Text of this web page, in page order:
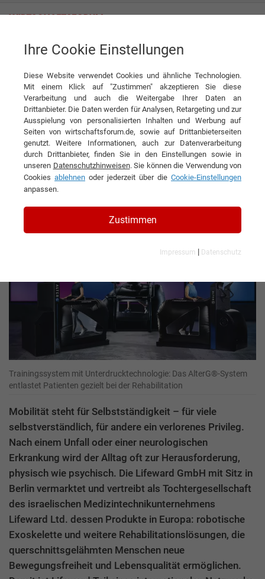
Technologie, die Lebensqualität verbessert
Interview Lifeward GmbH
DIESEN ARTIKEL EMPFEHLEN
Technologie, die Lebensqualität
verbessert
Interview mit Larry Jasinski,
Geschäftsführer der Lifeward GmbH
Trainingssystem mit Unterdrucktechnologie: Das AlterG®-System
entlastet Patienten gezielt bei der Rehabilitation
Mobilität steht für Selbstständigkeit – für viele
selbstverständlich, für andere ein verlorenes Privileg.
Nach einem Unfall oder einer neurologischen
Erkrankung wird der Alltag oft zur Herausforderung,
physisch wie psychisch. Die Lifeward GmbH mit Sitz in
Berlin vermarktet und vertreibt als Tochtergesellschaft
des israelischen Medizintechnikunternehmens
Lifeward Ltd. dessen Produkte in Europa: robotische
Exoskelette und weitere Rehabilitationslösungen, die
querschnittsgelähmten Menschen neue
Bewegungsfreiheit und Lebensqualität ermöglichen.
Ihre Cookie Einstellungen
Diese Website verwendet Cookies und ähnliche Technologien.
Mit einem Klick auf "Zustimmen" akzeptieren Sie diese
Verarbeitung und auch die Weitergabe Ihrer Daten an
Drittanbieter. Die Daten werden für Analysen, Retargeting und zur
Ausspielung von personalisierten Inhalten und Werbung auf
Seiten von wirtschaftsforum.de, sowie auf Drittanbieterseiten
genutzt. Weitere Informationen, auch zur Datenverarbeitung
durch Drittanbieter, finden Sie in den Einstellungen sowie in
unseren Datenschutzhinweisen. Sie können die Verwendung von
Cookies ablehnen oder jederzeit über die Cookie-Einstellungen
anpassen.
Zustimmen
Impressum | Datenschutz